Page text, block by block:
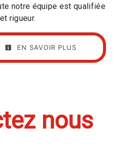
notre équipe est qualifiée
rigueur.
EN SAVOIR PLUS
nous